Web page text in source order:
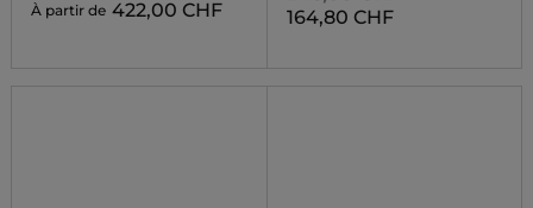
À partir de 422,00 CHF
164,80 CHF